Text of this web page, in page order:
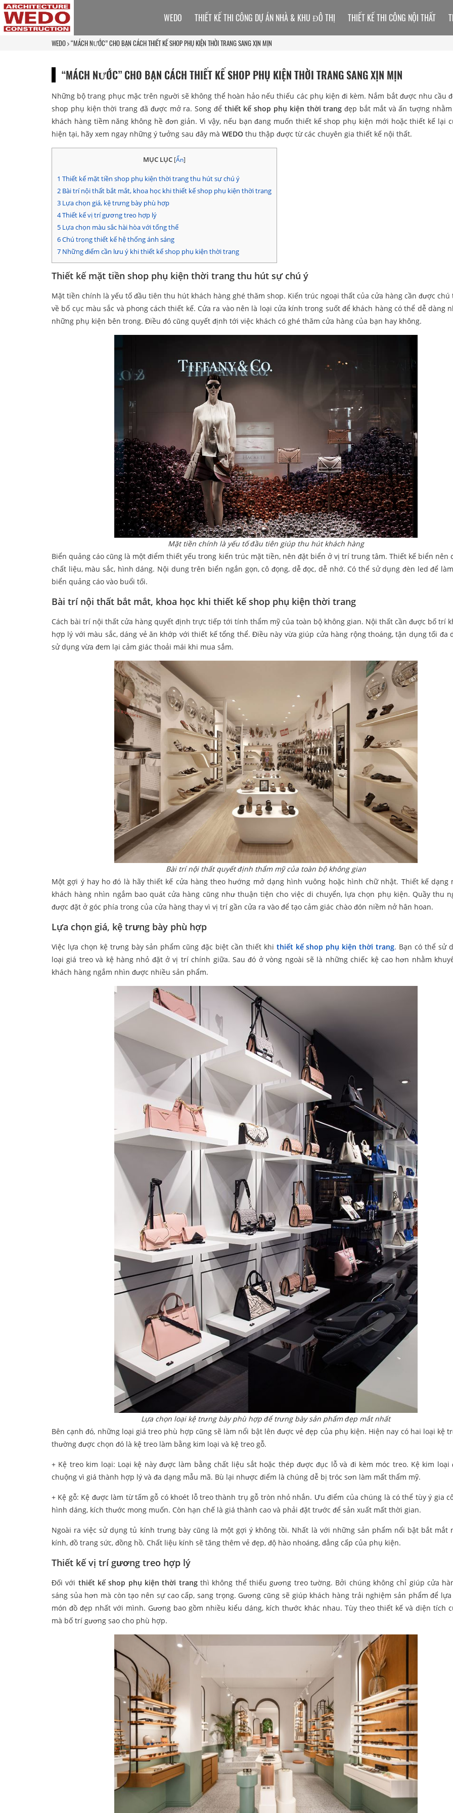
WEDO “MÁCH NƯỚC” CHO BẠN CÁCH THIẾT KẾ SHOP PHỤ KIỆN THỜI TRANG SANG XỊN MỊN
“MÁCH NƯỚC” CHO BẠN CÁCH THIẾT KẾ SHOP PHỤ KIỆN THỜI TRANG SANG XỊN MỊN
Những bộ trang phục mặc trên người sẽ không thể hoàn hảo nếu thiếu các phụ kiện đi kèm. Nắm bắt được nhu cầu
shop phụ kiện thời trang đã được mở ra. Song để thiết kế shop phụ kiện thời trang đẹp bắt mắt và ấn tượng
khách hàng tiềm năng không hề đơn giản. Vì vậy, nếu bạn đang muốn thiết kế shop phụ kiện mới hoặc thiết kế lại
hiện tại, hãy xem ngay những ý tưởng sau đây mà WEDO thu thập được từ các chuyên gia thiết kế nội thất.
MỤC LỤC [Ẩn]
1 Thiết kế mặt tiền shop phụ kiện thời trang thu hút sự chú ý
2 Bài trí nội thất bắt mắt, khoa học khi thiết kế shop phụ kiện thời trang
3 Lựa chọn giá, kệ trưng bày phù hợp
4Thiết kế vị trí gương treo hợp lý
5 Lựa chọn màu sắc hài hòa với tổng thể
6Chú trọng thiết kế hệ thống ánh sáng
7 Những điểm cần lưu ý khi thiết kế shop phụ kiện thời trang
Thiết kế mặt tiền shop phụ kiện thời trang thu hút sự chú ý
Mặt tiền chính là yếu tố đầu tiên thu hút khách hàng ghé thăm shop. Kiến trúc ngoại thất của cửa hàng cần được chú
về bố cục màu sắc và phong cách thiết kế. Cửa ra vào nên là loại cửa kính trong suốt để khách hàng có thể dễ dàng
những phụ kiện bên trong. Điều đó cũng quyết định tới việc khách có ghé thăm cửa hàng của bạn hay không.
Mặt tiền chính là yếu tố đầu tiên giúp thu hút khách hàng
Biển quảng cáo cũng là một điểm thiết yếu trong kiến trúc mặt tiền, nên đặt biển ở vị trí trung tâm. Thiết kế biển nên
chất liệu, màu sắc, hình dáng. Nội dung trên biển ngắn gọn, cô đọng, dễ đọc, dễ nhớ. Có thể sử dụng đèn led để
biển quảng cáo vào buổi tối.
Bài trí nội thất bắt mắt, khoa học khi thiết kế shop phụ kiện thời trang
Cách bài trí nội thất cửa hàng quyết định trực tiếp tới tính thẩm mỹ của toàn bộ không gian. Nội thất cần được bố trí
hợp lý với màu sắc, dáng vẻ ăn khớp với thiết kế tổng thể. Điều này vừa giúp cửa hàng rộng thoáng, tận dụng tối đa
sử dụng vừa đem lại cảm giác thoải mái khi mua sắm.
Bài trí nội thất quyết định thẩm mỹ của toàn bộ không gian
Một gợi ý hay ho đó là hãy thiết kế cửa hàng theo hướng mở dạng hình vuông hoặc hình chữ nhật. Thiết kế dạng
khách hàng nhìn ngắm bao quát cửa hàng cũng như thuận tiện cho việc di chuyển, lựa chọn phụ kiện. Quầy thu
được đặt ở góc phía trong của cửa hàng thay vì vị trí gần cửa ra vào để tạo cảm giác chào đón niềm nở hân hoan.
Lựa chọn giá, kệ trưng bày phù hợp
Việc lựa chọn kệ trưng bày sản phẩm cũng đặc biệt cần thiết khi thiết kế shop phụ kiện thời trang. Bạn có thể sử
loại giá treo và kệ hàng nhỏ đặt ở vị trí chính giữa. Sau đó ở vòng ngoài sẽ là những chiếc kệ cao hơn nhằm
khách hàng ngắm nhìn được nhiều sản phẩm.
Lựa chọn loại kệ trưng bày phù hợp để trưng bày sản phẩm đẹp mắt nhất
Bên cạnh đó, những loại giá treo phù hợp cũng sẽ làm nổi bật lên được vẻ đẹp của phụ kiện. Hiện nay có hai loại kệ
thường được chọn đó là kệ treo làm bằng kim loại và kệ treo gỗ.
+ Kệ treo kim loại: Loại kệ này được làm bằng chất liệu sắt hoặc thép được đục lỗ và đi kèm móc treo. Kệ kim loại
chuộng vì giá thành hợp lý và đa dạng mẫu mã. Bù lại nhược điểm là chúng dễ bị tróc sơn làm mất thẩm mỹ.
+ Kệ gỗ: Kệ được làm từ tấm gỗ có khoét lỗ treo thành trụ gỗ tròn nhỏ nhắn. Ưu điểm của chúng là có thể tùy ý gia
hình dáng, kích thước mong muốn. Còn hạn chế là giá thành cao và phải đặt trước để sản xuất mất thời gian.
Ngoài ra việc sử dụng tủ kính trưng bày cũng là một gợi ý không tồi. Nhất là với những sản phẩm nổi bật bắt mắt
kính, đồ trang sức, đồng hồ. Chất liệu kính sẽ tăng thêm vẻ đẹp, độ hào nhoáng, đẳng cấp của phụ kiện.
Thiết kế vị trí gương treo hợp lý
Đối với thiết kế shop phụ kiện thời trangthì không thể thiếu gương treo tường. Bởi chúng không chỉ giúp cửa
sáng sủa hơn mà còn tạo nên sự cao cấp, sang trọng. Gương cũng sẽ giúp khách hàng trải nghiệm sản phẩm để
món đồ đẹp nhất với mình. Gương bao gồm nhiều kiểu dáng, kích thước khác nhau. Tùy theo thiết kế và diện tích
mà bố trí gương sao cho phù hợp.
WEDO THIẾT KẾ THI CÔNG DỰ ÁN NHÀ & KHU ĐÔ THỊ THIẾT KẾ THI CÔNG NỘI THẤT